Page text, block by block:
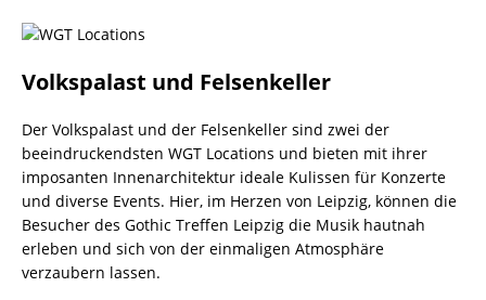
Volkspalast und Felsenkeller
Der Volkspalast und der Felsenkeller sind zwei der
beeindruckendsten WGT Locations und bieten mit ihrer
imposanten Innenarchitektur ideale Kulissen für Konzerte
und diverse Events. Hier, im Herzen von Leipzig, können die
Besucher des Gothic Treffen Leipzig die Musik hautnah
erleben und sich von der einmaligen Atmosphäre
verzaubern lassen.